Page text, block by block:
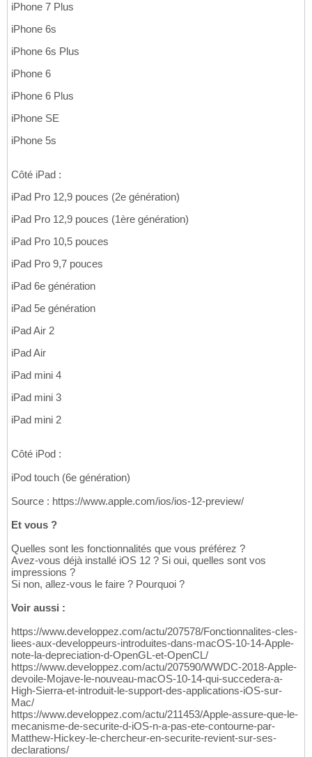
iPhone 7 Plus
iPhone 6s
iPhone 6s Plus
iPhone 6
iPhone 6 Plus
iPhone SE
iPhone 5s
Côté iPad :
iPad Pro 12,9 pouces (2e génération)
iPad Pro 12,9 pouces (1ère génération)
iPad Pro 10,5 pouces
iPad Pro 9,7 pouces
iPad 6e génération
iPad 5e génération
iPad Air 2
iPad Air
iPad mini 4
iPad mini 3
iPad mini 2
Côté iPod :
iPod touch (6e génération)
Source : https://www.apple.com/ios/ios-12-preview/
Et vous ?
Quelles sont les fonctionnalités que vous préférez ?
Avez-vous déjà installé iOS 12 ? Si oui, quelles sont vos
impressions ?
Si non, allez-vous le faire ? Pourquoi ?
Voir aussi :
https://www.developpez.com/actu/207578/Fonctionnalites-cles-
liees-aux-developpeurs-introduites-dans-macOS-10-14-Apple-
note-la-depreciation-d-OpenGL-et-OpenCL/
https://www.developpez.com/actu/207590/WWDC-2018-Apple-
devoile-Mojave-le-nouveau-macOS-10-14-qui-succedera-a-
High-Sierra-et-introduit-le-support-des-applications-iOS-sur-
Mac/
https://www.developpez.com/actu/211453/Apple-assure-que-le-
mecanisme-de-securite-d-iOS-n-a-pas-ete-contourne-par-
Matthew-Hickey-le-chercheur-en-securite-revient-sur-ses-
declarations/